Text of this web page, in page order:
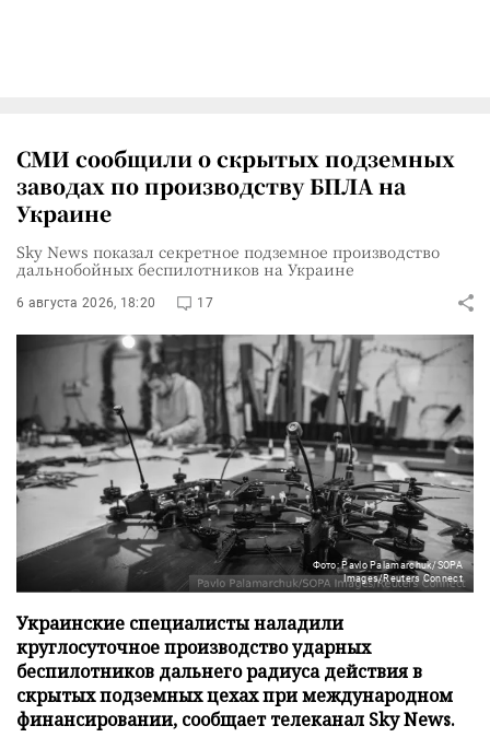
СМИ сообщили о скрытых подземных
заводах по производству БПЛА на
Украине
Sky News показал секретное подземное производство
дальнобойных беспилотников на Украине
6 августа 2026, 18:20 17
Фото: Pavlo Palamarchuk/SOPA
Images/Reuters Connect
Украинские специалисты наладили
круглосуточное производство ударных
беспилотников дальнего радиуса действия в
скрытых подземных цехах при международном
финансировании, сообщает телеканал Sky News.